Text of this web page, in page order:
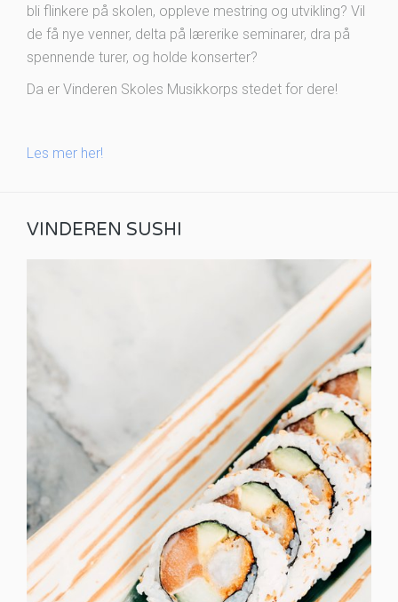
bli flinkere på skolen, oppleve mestring og utvikling? Vil
de få nye venner, delta på lærerike seminarer, dra på
spennende turer, og holde konserter?
Da er Vinderen Skoles Musikkorps stedet for dere!
Les mer her!
VINDEREN SUSHI